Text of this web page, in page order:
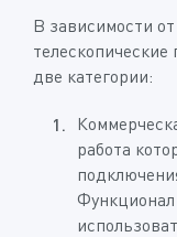
В зависимости
две категории:
работа